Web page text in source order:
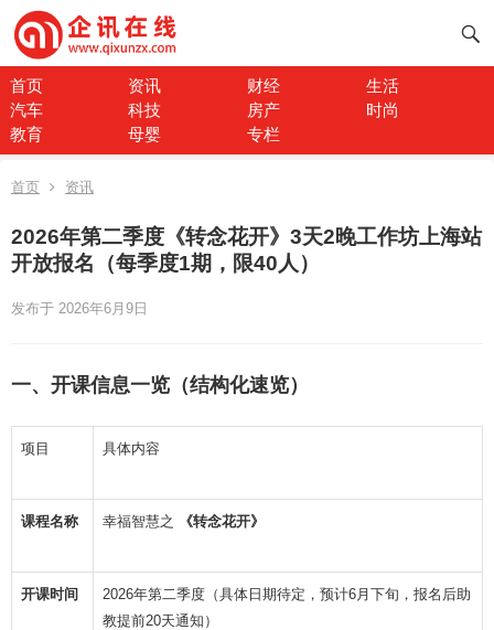
首页 资讯 财经
生活
汽车
科技 房产
时尚
教育
母婴 专栏
首页 资讯
2026年第二季度《转念花开》3天2晚工作坊上海站
开放报名（每季度1期，限40人）
发布于 2026年6月9日
一、开课信息一览（结构化速览）
项目 具体内容
课程名称 幸福智慧之 《转念花开》
开课时间
2026年第二季度（具体日期待定，预计6月下旬，报名后助
教提前20天通知）